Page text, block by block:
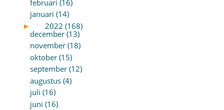
februari (16)
januari (14)
►
2022 (168)
december (13)
november (18)
oktober (15)
september (12)
augustus (4)
juli (16)
juni (16)